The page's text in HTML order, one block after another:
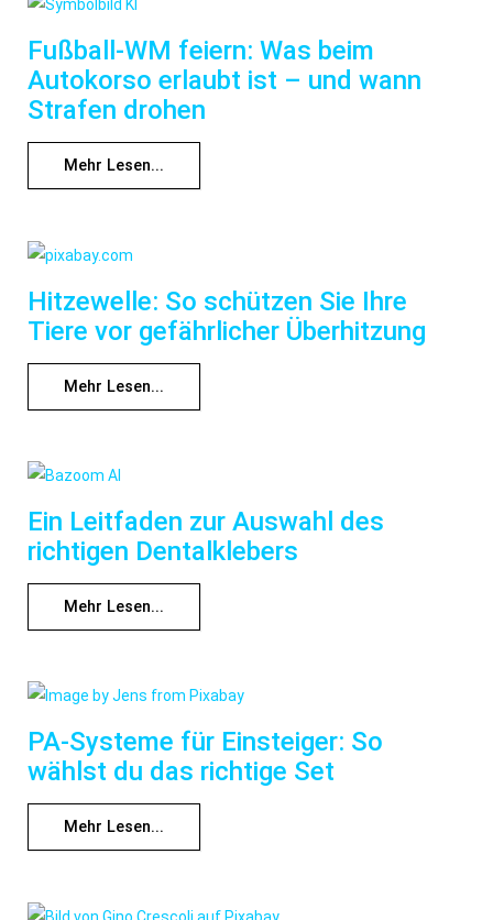
Fußball-WM feiern: Was beim
Autokorso erlaubt ist – und wann
Strafen drohen
Mehr Lesen...
Hitzewelle: So schützen Sie Ihre
Tiere vor gefährlicher Überhitzung
Mehr Lesen...
Ein Leitfaden zur Auswahl des
richtigen Dentalklebers
Mehr Lesen...
PA-Systeme für Einsteiger: So
wählst du das richtige Set
Mehr Lesen...